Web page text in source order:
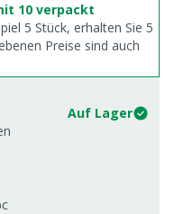
10 verpackt
5 Stück, erhalten Sie 5
Preise sind auch
Auf Lager